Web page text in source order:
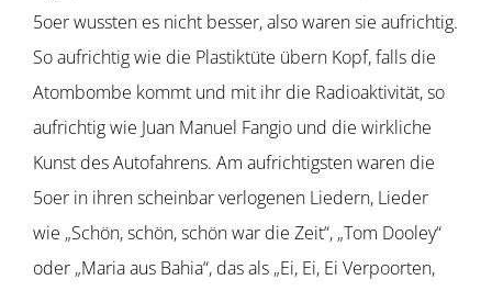
5oer wussten es nicht besser, also waren sie aufrichtig.
So aufrichtig wie die Plastiktüte übern Kopf, falls die
Atombombe kommt und mit ihr die Radioaktivität, so
aufrichtig wie Juan Manuel Fangio und die wirkliche
Kunst des Autofahrens. Am aufrichtigsten waren die
5oer in ihren scheinbar verlogenen Liedern, Lieder
wie „Schön, schön, schön war die Zeit“, „Tom Dooley“
oder „Maria aus Bahia“, das als „Ei, Ei, Ei Verpoorten,